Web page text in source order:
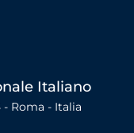
Italiano
- Roma - Italia